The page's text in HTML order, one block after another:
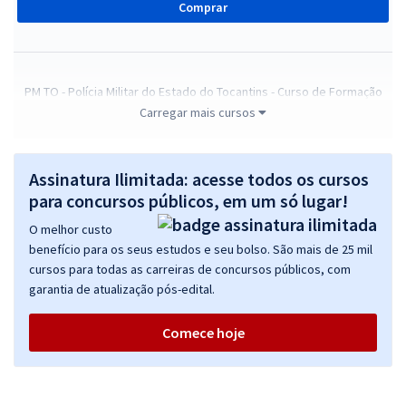
Comprar
PM TO - Polícia Militar do Estado do Tocantins - Curso de Formação
de Oficiais (CFO) com Orientações para o TAF
42,65
Economize R$ 127,96 (-20%)
Comprar
PM TO - Polícia Militar do Estado do Tocantins - Curso de Formação
de Praças (CFP) com Orientações para o TAF + Treinamento Intensivo
à vista
ou 12x deR$39,99
Carregar mais cursos
Assinatura Ilimitada: acesse todos os cursos
para concursos públicos, em um só lugar!
O melhor custo
benefício para os seus estudos e seu bolso. São mais de 25 mil
cursos para todas as carreiras de concursos públicos, com
garantia de atualização pós-edital.
Comece hoje